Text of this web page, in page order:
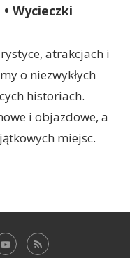
Wycieczki
atrakcjach i
o niezwykłych
historiach.
i objazdowe, a
miejsc.